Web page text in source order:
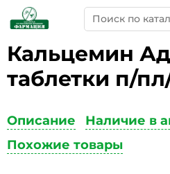
Кальцемин
таблетки п/
Описание
Наличие в
Похожие товары
ПРЕДСТАВЬТЕСЬ *
ТЕЛЕФОН*